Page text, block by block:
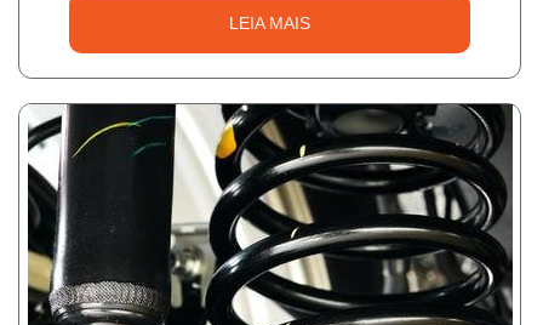
LEIA MAIS